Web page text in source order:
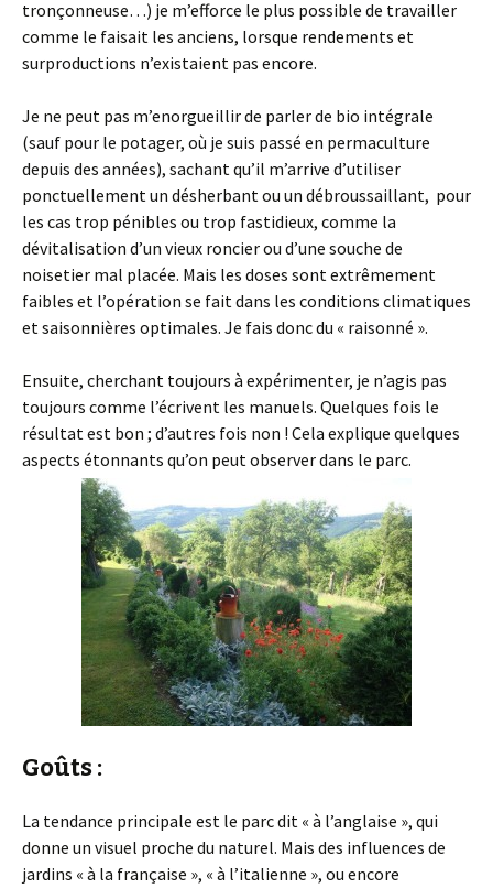
tronçonneuse…) je m’efforce le plus possible de travailler
comme le faisait les anciens, lorsque rendements et
surproductions n’existaient pas encore.
Je ne peut pas m’enorgueillir de parler de bio intégrale
(sauf pour le potager, où je suis passé en permaculture
depuis des années), sachant qu’il m’arrive d’utiliser
ponctuellement un désherbant ou un débroussaillant, pour
les cas trop pénibles ou trop fastidieux, comme la
dévitalisation d’un vieux roncier ou d’une souche de
noisetier mal placée. Mais les doses sont extrêmement
faibles et l’opération se fait dans les conditions climatiques
et saisonnières optimales. Je fais donc du « raisonné ».
Ensuite, cherchant toujours à expérimenter, je n’agis pas
toujours comme l’écrivent les manuels. Quelques fois le
résultat est bon ; d’autres fois non ! Cela explique quelques
aspects étonnants qu’on peut observer dans le parc.
Goûts :
La tendance principale est le parc dit « à l’anglaise », qui
donne un visuel proche du naturel. Mais des influences de
jardins « à la française », « à l’italienne », ou encore